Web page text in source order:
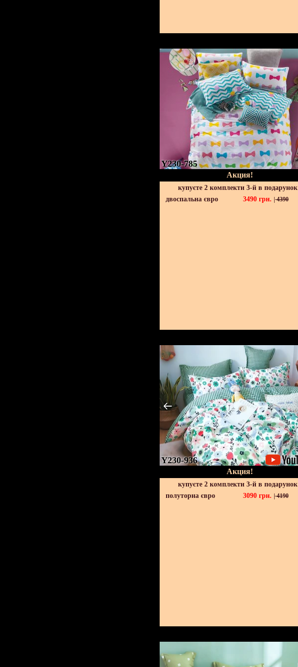
Y230-785
Акция!
купуєте 2 комплекти 3-й в подарунок
двоспальна євро
3490 грн. 4390
Y230-936
Акция!
купуєте 2 комплекти 3-й в подарунок
полуторна євро
3090 грн. |4190